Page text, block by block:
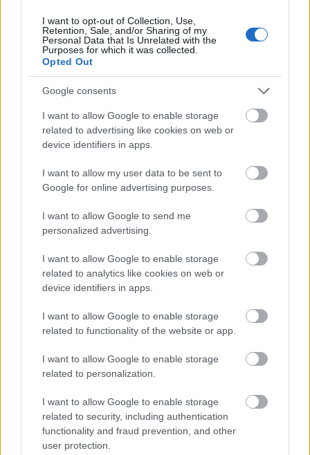
I want to opt-out of Collection, Use,
Retention, Sale, and/or Sharing of my
Personal Data that Is Unrelated with the
Purposes for which it was collected.
Opted Out
Google consents
I want to allow Google to enable storage
related to advertising like cookies on web or
device identifiers in apps.
I want to allow my user data to be sent to
Google for online advertising purposes.
I want to allow Google to send me
personalized advertising.
I want to allow Google to enable storage
related to analytics like cookies on web or
device identifiers in apps.
I want to allow Google to enable storage
related to functionality of the website or app.
I want to allow Google to enable storage
related to personalization.
I want to allow Google to enable storage
related to security, including authentication
functionality and fraud prevention, and other
user protection.
Nem az üres, hanem az okosan működő
épület energiatakarékos
Újragondolják Lipótváros rejtett, zöld
Történelmi táj, amelynek minden köve
mesél – megújul a tatai Angolkert
AJÁNLJUK MÉG
Országos hírek
Agrárminisztérium: az idén meghosszabbodik a tavaszi
fagykárbejelentés határideje